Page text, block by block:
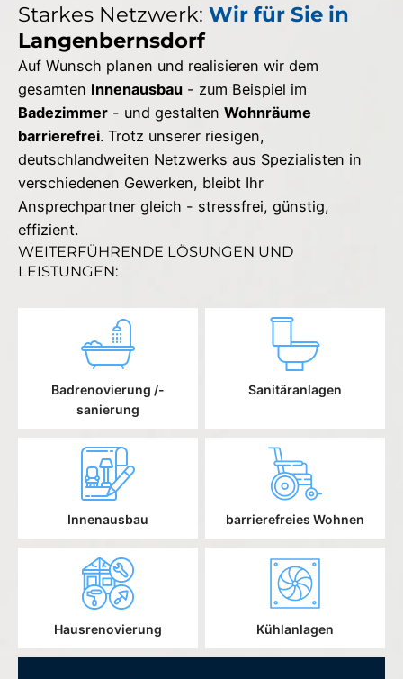
Starkes Netzwerk: Wir für Sie in
Langenbernsdorf
Auf Wunsch planen und realisieren wir dem
gesamten Innenausbau - zum Beispiel im
Badezimmer - und gestalten Wohnräume
barrierefrei. Trotz unserer riesigen,
deutschlandweiten Netzwerks aus Spezialisten in
verschiedenen Gewerken, bleibt Ihr
Ansprechpartner gleich - stressfrei, günstig,
effizient.
WEITERFÜHRENDE LÖSUNGEN UND
LEISTUNGEN:
Badrenovierung /-
sanierung
Sanitäranlagen
Innenausbau barrierefreies Wohnen
Hausrenovierung Kühlanlagen